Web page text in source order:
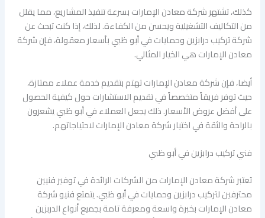
كذلك، تشتهر شركة معادن الإمارات بسرعة تنفيذ المشاريع، مما يقلل
من التكاليف التشغيلية ويحسن من الكفاءة. لذلك، إذا كنت تبحث عن
شركة تركيب درابزين وحمايات في أبو ظبي بأسعار معقولة، فإن شركة
معادن الإمارات هي الخيار المثالي.
أيضا، فإن شركة معادن الإمارات تهتم بتقديم خدمة عملاء ممتازة،
حيث توفر فريقاً متخصصاً في تقديم الاستشارات حول كيفية الحصول
على أفضل عروض الأسعار. ذلك يجعل العملاء في أبو ظبي يشعرون
بالراحة والثقة في اختيار شركة معادن الإمارات لاحتياجاتهم.
فني تركيب درابزين في أبو ظبي
تعتبر شركة معادن الإمارات من الشركات الرائدة في توفير فنيين
محترفين لتركيب درابزين وحمايات في أبو ظبي. يتمتع فنيو شركة
معادن الإمارات بخبرة واسعة ومعرفة تامة بجميع أنواع الدربزين